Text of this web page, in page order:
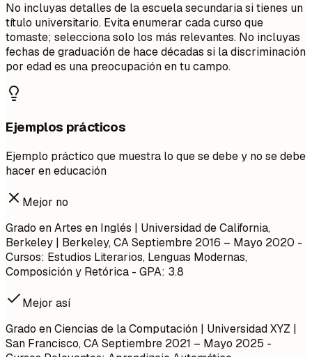
No incluyas detalles de la escuela secundaria si tienes un
título universitario. Evita enumerar cada curso que
tomaste; selecciona solo los más relevantes. No incluyas
fechas de graduación de hace décadas si la discriminación
por edad es una preocupación en tu campo.
Ejemplos prácticos
Ejemplo práctico que muestra lo que se debe y no se debe
hacer en educación
Mejor no
Grado en Artes en Inglés | Universidad de California,
Berkeley | Berkeley, CASeptiembre 2016 – Mayo 2020 -
Cursos: Estudios Literarios, Lenguas Modernas,
Composición y Retórica - GPA: 3.8
Mejor así
Grado en Ciencias de la Computación | Universidad XYZ |
San Francisco, CASeptiembre 2021 – Mayo 2025 -